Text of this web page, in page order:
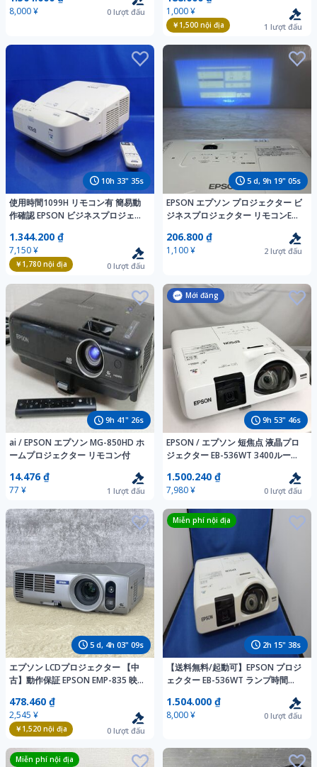
8,000 ¥ 0 lượt đấu 1,000 ¥
￥1,500nội địa 1 lượt đấu
10h 33" 34s
使用時間1099H リモコン有 簡易動
作確認 EPSON ビジネスプロジェク
像 投影 PROJECTOR エプソン
K072413
1.344.200 ₫
7,150 ¥
￥1,780nội địa 0 lượt đấu
5 d, 9h 19" 04s
EPSON エプソン プロジェクター ビ
ジネスプロジェクター リモコンEB-
206.800 ₫
1,100 ¥ 2 lượt đấu
9h 41" 25s
ai / EPSON エプソン MG-850HD ホ
ームプロジェクター リモコン付
14.476 ₫
77 ¥ 1 lượt đấu
9h 53" 45s
Mới đăng
EPSON / エプソン 短焦点 液晶プロ
ジェクター EB-536WT 3400ルーメ
ン欠品 即日発送【H26072909】
1.500.240 ₫
7,980 ¥ 0 lượt đấu
5 d, 4h 03" 08s
エプソン LCDプロジェクター 【中
古】動作保証 EPSON EMP-835 映
478.460 ₫
2,545 ¥
￥1,520nội địa 0 lượt đấu
2h 15" 37s
Miễn phí nội địa
【送料無料/起動可】EPSON プロジ
ェクター EB-536WT ランプ時間
1.504.000 ₫
8,000 ¥ 0 lượt đấu
Miễn phí nội địa